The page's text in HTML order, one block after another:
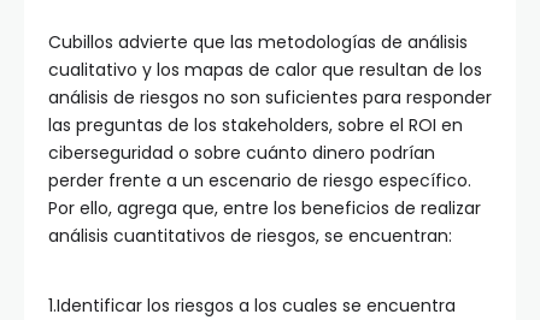
Cubillos advierte que las metodologías de análisis
cualitativo y los mapas de calor que resultan de los
análisis de riesgos no son suficientes para responder
las preguntas de los stakeholders, sobre el ROI en
ciberseguridad o sobre cuánto dinero podrían
perder frente a un escenario de riesgo específico.
Por ello, agrega que, entre los beneficios de realizar
análisis cuantitativos de riesgos, se encuentran:
1.Identificar los riesgos a los cuales se encuentra